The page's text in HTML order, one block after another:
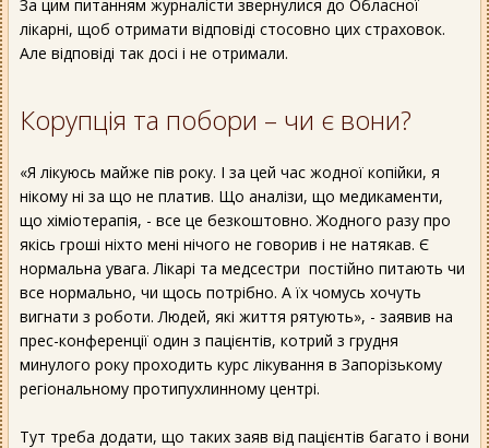
За цим питанням журналісти звернулися до Обласної
лікарні, щоб отримати відповіді стосовно цих страховок.
Але відповіді так досі і не отримали.
Корупція та побори – чи є вони?
«Я лікуюсь майже пів року. І за цей час жодної копійки, я
нікому ні за що не платив. Що аналізи, що медикаменти,
що хіміотерапія, - все це безкоштовно. Жодного разу про
якісь гроші ніхто мені нічого не говорив і не натякав. Є
нормальна увага. Лікарі та медсестри постійно питають чи
все нормально, чи щось потрібно. А їх чомусь хочуть
вигнати з роботи. Людей, які життя рятують», - заявив на
прес-конференції один з пацієнтів, котрий з грудня
минулого року проходить курс лікування в Запорізькому
регіональному протипухлинному центрі.
Тут треба додати, що таких заяв від пацієнтів багато і вони